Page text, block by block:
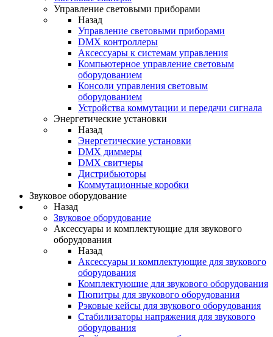
Управление световыми приборами
Назад
Управление световыми приборами
DMX контроллеры
Аксессуары к системам управления
Компьютерное управление световым
оборудованием
Консоли управления световым
оборудованием
Устройства коммутации и передачи сигнала
Энергетические установки
Назад
Энергетические установки
DMX диммеры
DMX свитчеры
Дистрибьюторы
Коммутационные коробки
Звуковое оборудование
Назад
Звуковое оборудование
Аксессуары и комплектующие для звукового
оборудования
Назад
Аксессуары и комплектующие для звукового
оборудования
Комплектующие для звукового оборудования
Пюпитры для звукового оборудования
Рэковые кейсы для звукового оборудования
Стабилизаторы напряжения для звукового
оборудования